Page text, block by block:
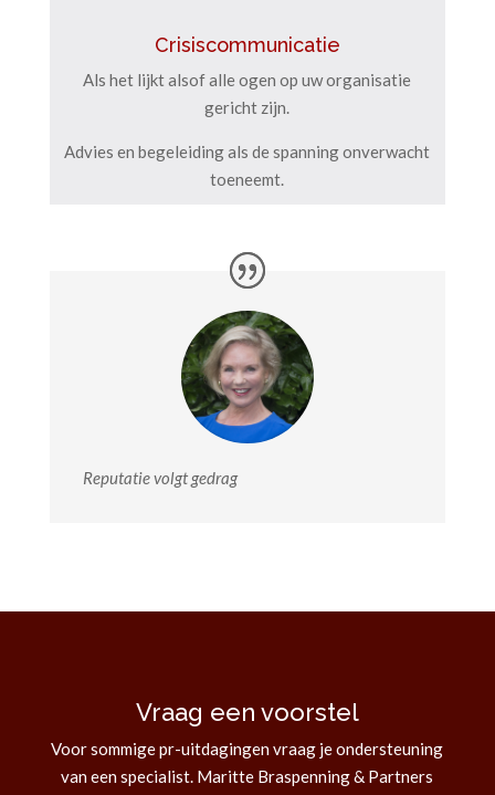
Crisiscommunicatie
Als het lijkt alsof alle ogen op uw organisatie
gericht zijn.
Advies en begeleiding als de spanning onverwacht
toeneemt.
Reputatie volgt gedrag
Vraag een voorstel
Voor sommige pr-uitdagingen vraag je ondersteuning
van een specialist. Maritte Braspenning & Partners